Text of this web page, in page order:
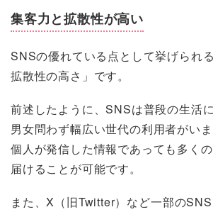
集客力と拡散性が高い
SNSの優れている点として挙げられ
拡散性の高さ」です。
前述したように、SNSは普段の生活
男女問わず幅広い世代の利用者がいま
個人が発信した情報であっても多く
届けることが可能です。
また、X（旧Twitter）など一部の